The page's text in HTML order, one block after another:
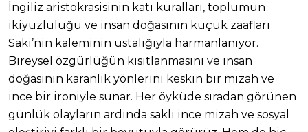
İngiliz aristokrasisinin katı kuralları, toplumun
ikiyüzlülüğü ve insan doğasının küçük zaafları
Saki’nin kaleminin ustalığıyla harmanlanıyor.
Bireysel özgürlüğün kısıtlanmasını ve insan
doğasının karanlık yönlerini keskin bir mizah ve
ince bir ironiyle sunar. Her öyküde sıradan görünen
günlük olayların ardında saklı ince mizah ve sosyal